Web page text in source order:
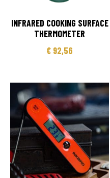
INFRARED COOKING SURFACE
THERMOMETER
€ 92,56